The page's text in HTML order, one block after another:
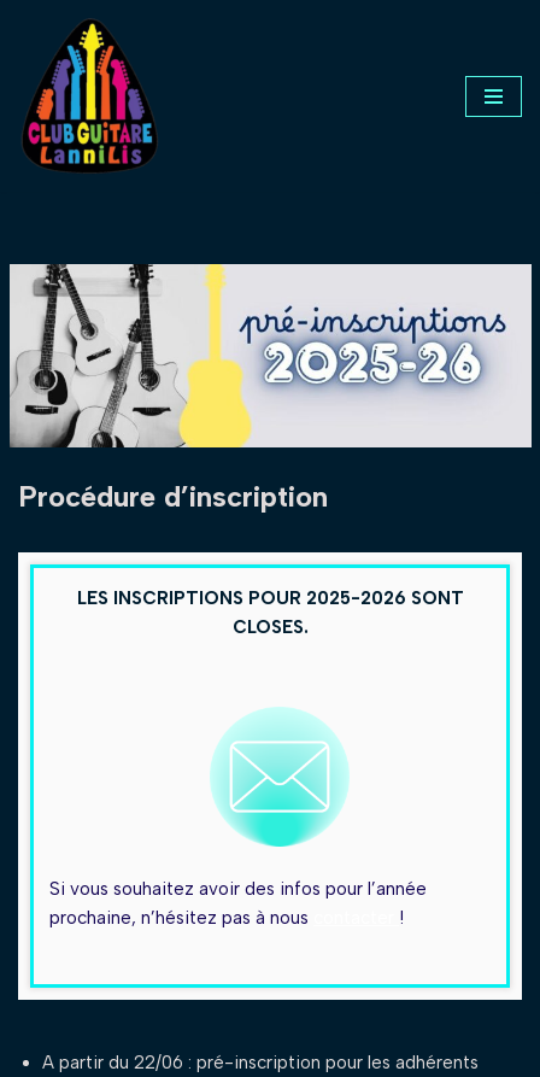
Aller
au
contenu
Procédure d’inscription
LES INSCRIPTIONS POUR 2025-2026 SONT
CLOSES.
Si vous souhaitez avoir des infos pour l’année
prochaine, n’hésitez pas à nous
!
A partir du 22/06 : pré-inscription pour les adhérents